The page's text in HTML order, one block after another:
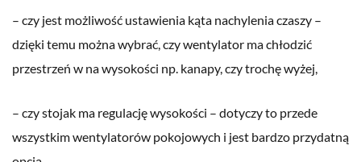
– czy jest możliwość ustawienia kąta nachylenia czaszy –
dzięki temu można wybrać, czy wentylator ma chłodzić
przestrzeń w na wysokości np. kanapy, czy trochę wyżej,
– czy stojak ma regulację wysokości – dotyczy to przede
wszystkim wentylatorów pokojowych i jest bardzo przydatną